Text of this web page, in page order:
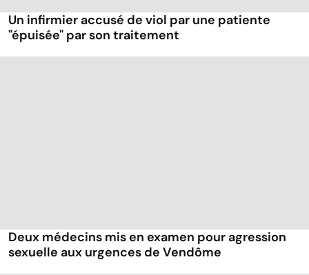
Un infirmier accusé de viol par une patiente
"épuisée" par son traitement
Deux médecins mis en examen pour agression
sexuelle aux urgences de Vendôme